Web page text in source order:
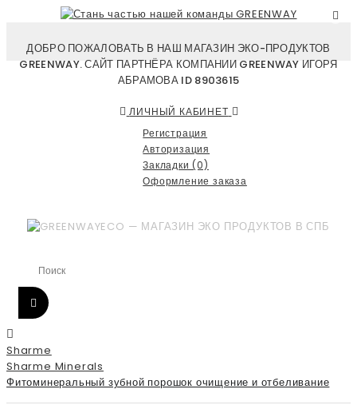
ДОБРО ПОЖАЛОВАТЬ В НАШ МАГАЗИН ЭКО-ПРОДУКТОВ
GREENWAY. САЙТ ПАРТНЁРА КОМПАНИИ GREENWAY ИГОРЯ
АБРАМОВА ID 8903615
ЛИЧНЫЙ КАБИНЕТ
Регистрация
Авторизация
Закладки (0)
Оформление заказа
Sharme
Sharme Minerals
Фитоминеральный зубной порошок очищение и отбеливание